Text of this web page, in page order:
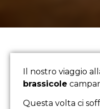
Il nostro viaggio
brassicole
Questa volta ci